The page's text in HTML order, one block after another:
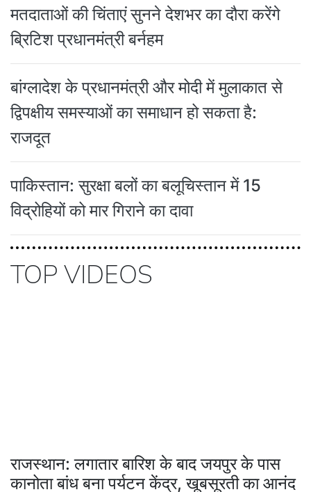
मतदाताओं की चिंताएं सुनने देशभर का दौरा करेंगे
ब्रिटिश प्रधानमंत्री बर्नहम
बांग्लादेश के प्रधानमंत्री और मोदी में मुलाकात से
द्विपक्षीय समस्याओं का समाधान हो सकता है:
राजदूत
पाकिस्तान: सुरक्षा बलों का बलूचिस्तान में 15
विद्रोहियों को मार गिराने का दावा
TOP VIDEOS
राजस्थान: लगातार बारिश के बाद जयपुर के पास
कानोता बांध बना पर्यटन केंद्र, खूबसूरती का आनंद